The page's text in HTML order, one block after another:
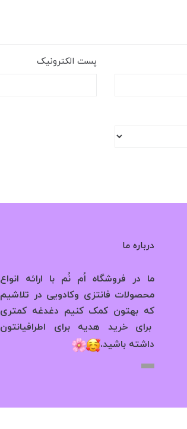
پست الکترونیک
درباره ما
ما در فروشگاه اُم نُم با ارائه انواع
محصولات فانتزی وکادویی در تلاشیم
که بهتون کمک کنیم دغدغه کمتری
برای خرید هدیه برای اطرافیانتون
داشته باشید.